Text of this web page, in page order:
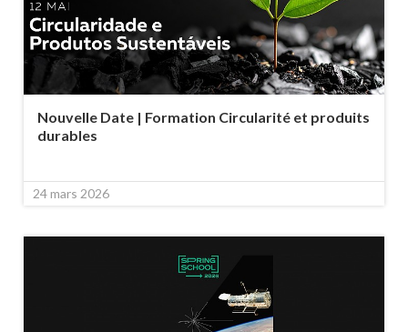
Nouvelle Date | Formation Circularité et produits
durables
24 mars 2026